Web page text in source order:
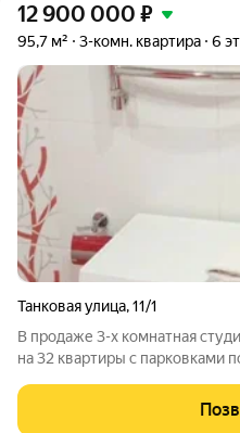
12 900 000 ₽
95,7 м² 3-комн. квартира 6
Танковая улица,11/1
В продаже 3-х комнатная
на 32 квартиры с парковками
потолки с подсветкой ,
гардеробная , большой хол ,